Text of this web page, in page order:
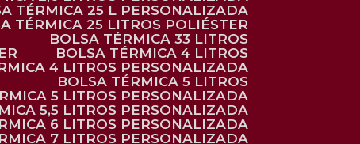
TÉRMICA 25 L PERSONALIZADA
TÉRMICA 25 LITROS POLIÉSTER
BOLSA TÉRMICA 33 LITROS
BOLSA TÉRMICA 4 LITROS
4 LITROS PERSONALIZADA
BOLSA TÉRMICA 5 LITROS
5 LITROS PERSONALIZADA
5,5 LITROS PERSONALIZADA
6 LITROS PERSONALIZADA
7 LITROS PERSONALIZADA